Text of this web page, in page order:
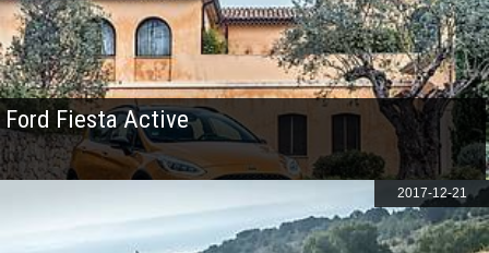
Ford Fiesta Active
2017-12-21